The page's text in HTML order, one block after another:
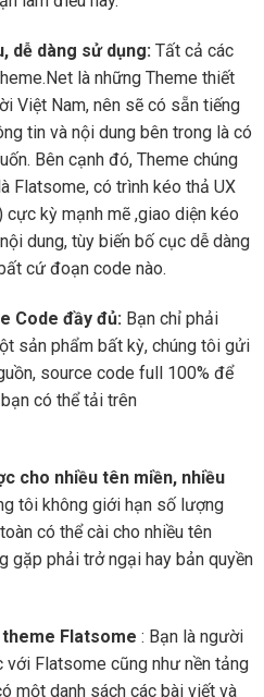
dễ dàng sử dụng: Tất cả các
là những Theme thiết
Việt Nam, nên sẽ có sẵn tiếng
tin và nội dung bên trong là có
Bên cạnh đó, Theme chúng
Flatsome, có trình kéo thả UX
kỳ mạnh mẽ ,giao diện kéo
dung, tùy biến bố cục dễ dàng
cứ đoạn code nào.
Code đầy đủ: Bạn chỉ phải
sản phẩm bất kỳ, chúng tôi gửi
source code full 100% để
có thể tải trên
cho nhiều tên miền, nhiều
tôi không giới hạn số lượng
có thể cài cho nhiều tên
gặp phải trở ngại hay bản quyền
Flatsome : Bạn là người
Flatsome cũng như nền tảng
một danh sách các bài viết và